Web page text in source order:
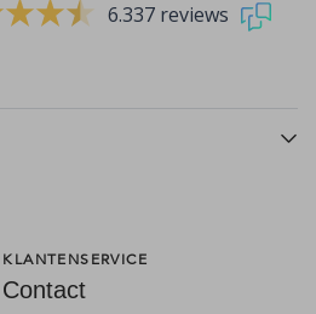
6.337 reviews
KLANTENSERVICE
Contact